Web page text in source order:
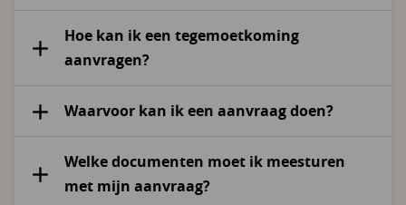
Hoe kan ik een tegemoetkoming
aanvragen?
Waarvoor kan ik een aanvraag doen?
Welke documenten moet ik meesturen
met mijn aanvraag?